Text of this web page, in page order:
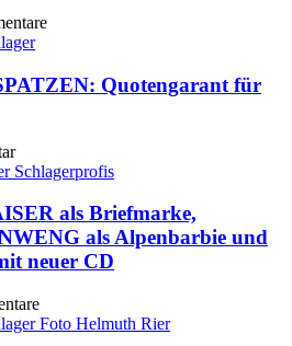
Quotengarant für
als Briefmarke,
als Alpenbarbie und
neuer CD